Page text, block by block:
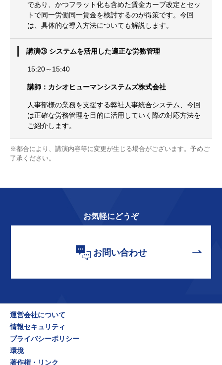
であり、かつフラット化も含めた賃金カーブ改定とセッ
トで同一労働同一賃金を検討するのが得策です。今回
は、具体的な導入方法についても解説します。
講演③ システムを活用した適正な労務管理
15:20～15:40
講師：カシオヒューマンシステムズ株式会社
人事部様の業務を支援する弊社人事統合システム、今回
は正確な労務管理を目的に活用していく際の対応方法を
ご紹介します。
※都合により、講演内容等に変更が生じる場合がございます。予めご
了承ください。
お気軽にどうぞ
お問い合わせ
運営会社について
情報セキュリティ
プライバシーポリシー
環境
著作権・リンク